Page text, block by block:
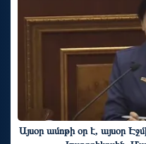
Այսօր ամոթի օր է, այսօր